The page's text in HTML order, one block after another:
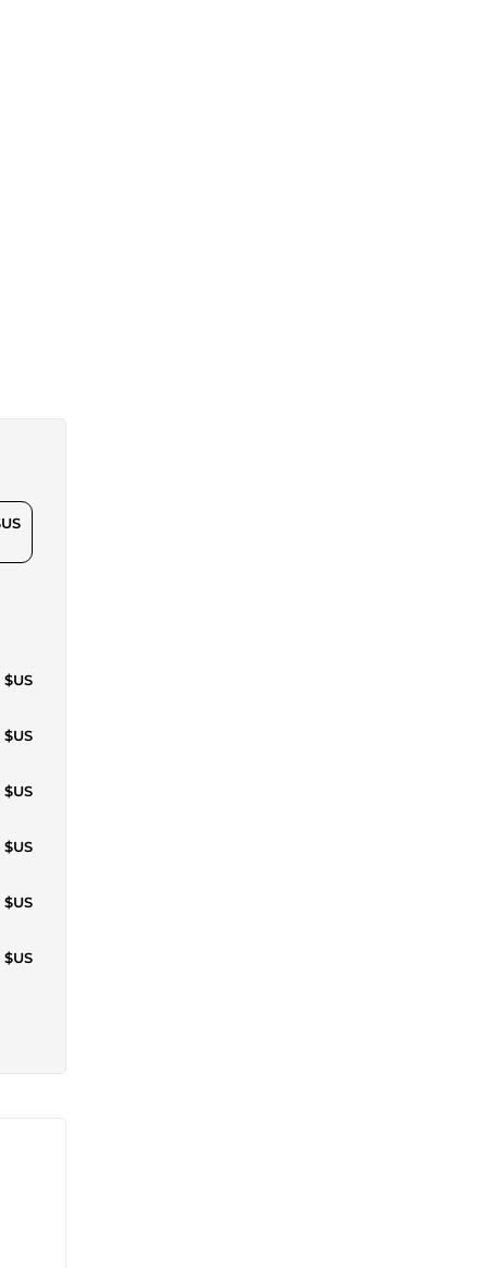
$US
$US
$US
$US
$US